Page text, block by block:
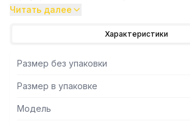
нержавеющей стали и обеспечивают
продолжительный срок эксплуатации
Читать далее
Характеристики
Размер без упаковки
Размер в упаковке
Модель